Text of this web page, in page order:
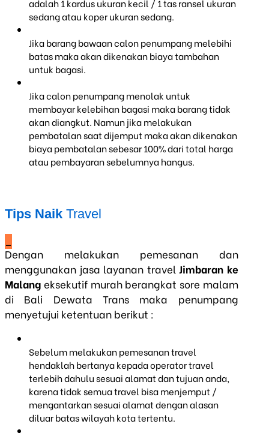
adalah 1 kardus ukuran kecil / 1 tas ransel ukuran
sedang atau koper ukuran sedang.
Jika barang bawaan calon penumpang melebihi
batas maka akan dikenakan biaya tambahan
untuk bagasi.
Jika calon penumpang menolak untuk
membayar kelebihan bagasi maka barang tidak
akan diangkut. Namun jika melakukan
pembatalan saat dijemput maka akan dikenakan
biaya pembatalan sebesar 100% dari total harga
atau pembayaran sebelumnya hangus.
Tips Naik Travel
_
Dengan melakukan pemesanan dan
menggunakan jasa layanan travelJimbaran ke
Malang eksekutif murah berangkat sore malam
di Bali Dewata Trans maka penumpang
menyetujui ketentuan berikut :
Sebelum melakukan pemesanan travel
hendaklah bertanya kepada operator travel
terlebih dahulu sesuai alamat dan tujuan anda,
karena tidak semua travel bisa menjemput /
mengantarkan sesuai alamat dengan alasan
diluar batas wilayah kota tertentu.